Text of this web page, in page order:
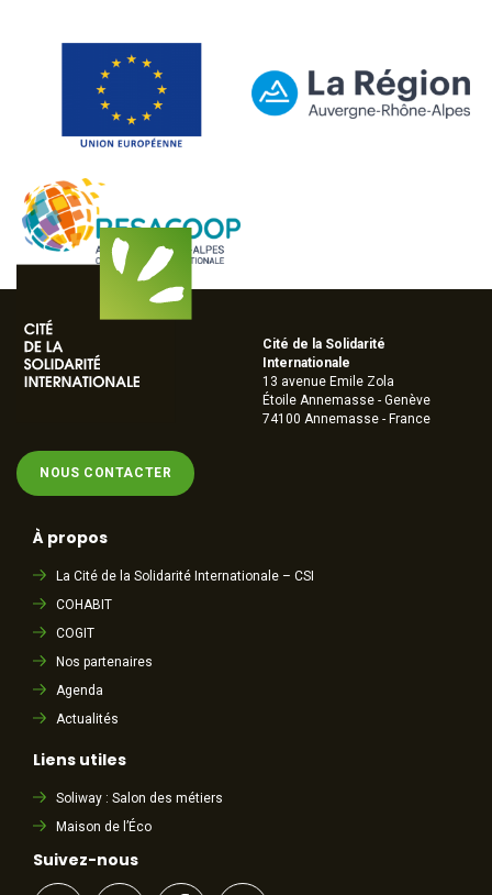
NOUS CONTACTER
Cité de la Solidarité
Internationale
13 avenue Emile Zola
Étoile Annemasse - Genève
74100 Annemasse - France
À propos
La Cité de la Solidarité Internationale – CSI
COHABIT
COGIT
Nos partenaires
Agenda
Actualités
Liens utiles
Soliway : Salon des métiers
Maison de l’Éco
Suivez-nous